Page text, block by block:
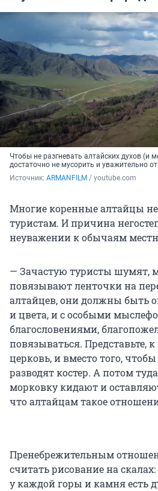
Чтобы не разгневать алтайских духов (и
достаточно не мусорить и уважительно
Источник: ARMANFILM / youtube.com
Многие коренные алтайцы
туристам. И причина
неуважении к обычаям
— Зачастую туристы шумят,
повязывают ленточки на
алтайцев, они должны быть
и цвета, и с особыми
благословениями,
повязываться. Представьте,
церковь, и вместо того,
разводят костер. А потом
морковку кидают и
что алтайцам такое
Пренебрежительным
считать рисование на
у каждой горы и камня есть